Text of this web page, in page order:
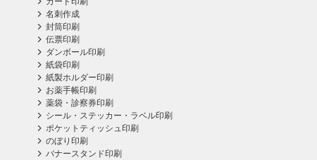
名刺作成
封筒印刷
伝票印刷
ダンボール印刷
紙袋印刷
紙製ホルダー印刷
お薬手帳印刷
薬袋・診察券印刷
シール・ステッカー・ラベル印刷
ポケットティッシュ印刷
のぼり印刷
バナースタンド印刷